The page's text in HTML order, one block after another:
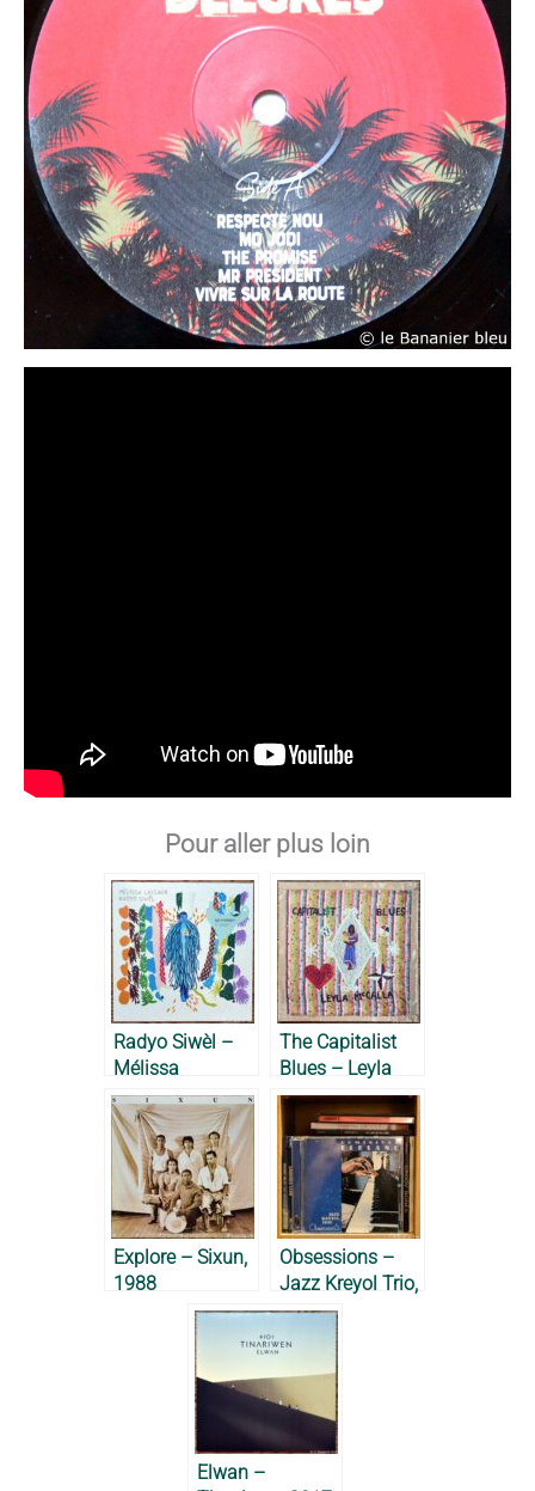
Pour aller plus loin
Radyo Siwèl –
Mélissa
Laveaux, 2018
The Capitalist
Blues – Leyla
McCalla, 2019
Explore – Sixun,
1988
Obsessions –
Jazz Kreyol Trio,
2006
Elwan –